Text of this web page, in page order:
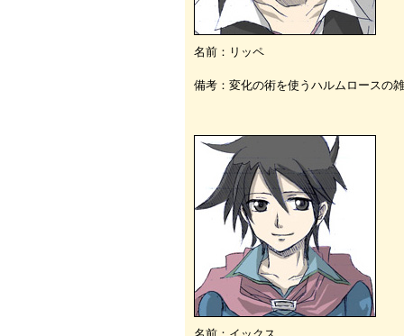
名前：リッペ
備考：変化の術を使うハルムロースの